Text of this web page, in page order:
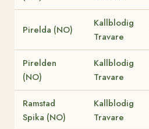
Pirelda (NO)
Kallblodig
Travare
Pirelden
(NO)
Kallblodig
Travare
Ramstad
Spika (NO)
Kallblodig
Travare